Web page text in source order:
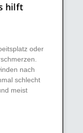
hilft
oder
nach
schlecht
meist